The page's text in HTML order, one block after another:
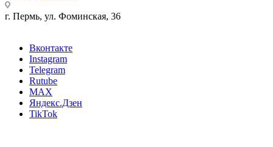
г. Пермь, ул. Фоминская, 36
Вконтакте
Instagram
Telegram
Rutube
MAX
Яндекс.Дзен
TikTok